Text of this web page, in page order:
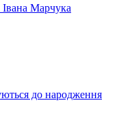
Марчука
до народження